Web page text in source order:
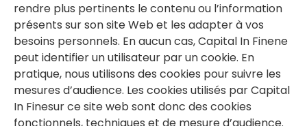
rendre plus pertinents le contenu ou l’information
présents sur son site Web et les adapter à vos
besoins personnels. En aucun cas, Capital In Finene
peut identifier un utilisateur par un cookie. En
pratique, nous utilisons des cookies pour suivre les
mesures d’audience. Les cookies utilisés par Capital
In Finesur ce site web sont donc des cookies
fonctionnels, techniques et de mesure d’audience.